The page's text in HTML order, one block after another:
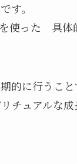
す。
使った 具体
的に行うこ
チュアルな